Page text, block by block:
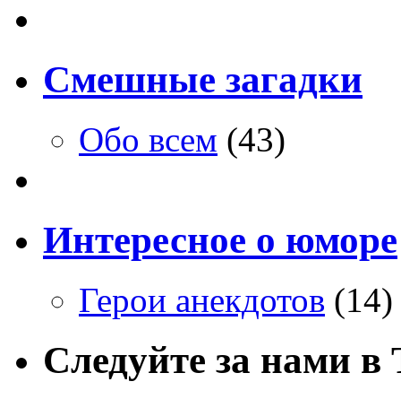
Смешные загадки
Обо всем (43)
Интересное о юморе
Герои анекдотов (14)
Следуйте за нами